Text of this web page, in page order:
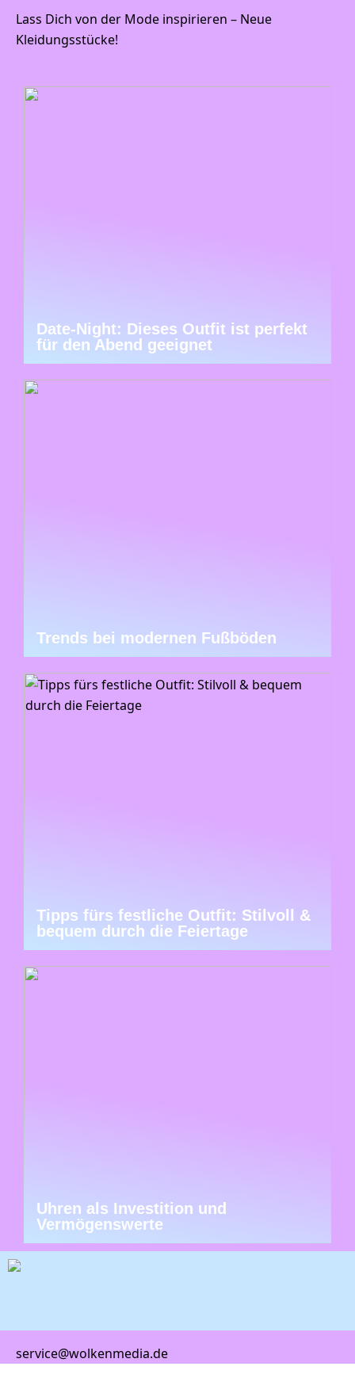
Lass Dich von der Mode inspirieren – Neue
Kleidungsstücke!
Date-Night: Dieses Outfit ist perfekt
für den Abend geeignet
Trends bei modernen Fußböden
Tipps fürs festliche Outfit: Stilvoll &
bequem durch die Feiertage
Uhren als Investition und
Vermögenswerte
service@wolkenmedia.de